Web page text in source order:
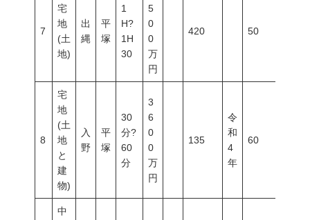
7
宅
地
(土
地)
出
縄
平
塚
1
H?
1H
30
5
0
0
万
円
420 50
8
宅
地
(土
地
と
建
物)
入
野
平
塚
30
分?
60
分
3
6
0
0
万
円
135
令
和
4
年
60
中